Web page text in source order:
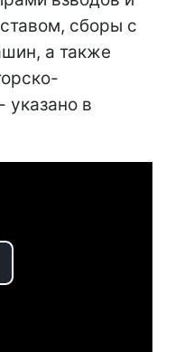
сборы с
а также
указано в